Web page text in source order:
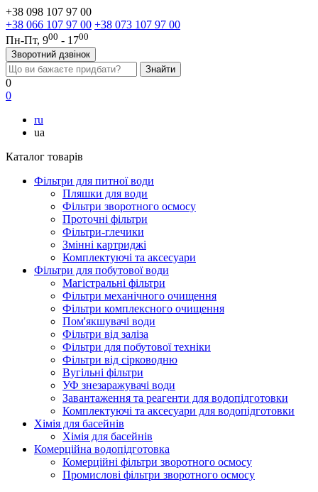
+38 098 107 97 00
+38 066 107 97 00 +38 073 107 97 00
Пн-Пт, 900 - 1700
Зворотний дзвінок
0
0
ru
ua
Каталог товарів
Фільтри для питної води
Пляшки для води
Фільтри зворотного осмосу
Проточні фільтри
Фільтри-глечики
Змінні картриджі
Комплектуючі та аксесуари
Фільтри для побутової води
Магістральні фільтри
Фільтри механічного очищення
Фільтри комплексного очищення
Пом'якшувачі води
Фільтри від заліза
Фільтри для побутової техніки
Фільтри від сірководню
Вугільні фільтри
УФ знезаражувачі води
Завантаження та реагенти для водопідготовки
Комплектуючі та аксесуари для водопідготовки
Хімія для басейнів
Хімія для басейнів
Комерційна водопідготовка
Комерційні фільтри зворотного осмосу
Промислові фільтри зворотного осмосу